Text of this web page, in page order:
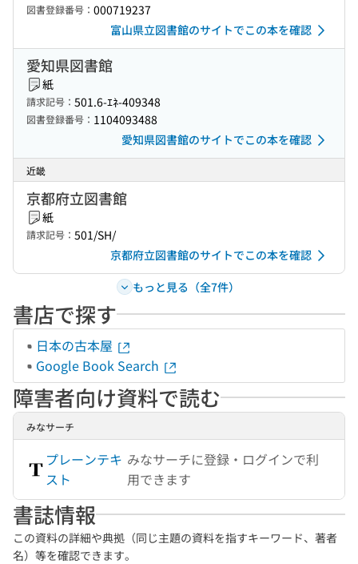
図書登録番号： 000719237
富山県立図書館のサイトでこの本を確認
愛知県図書館
紙
請求記号： 501.6-ｴﾈ-409348
図書登録番号： 1104093488
愛知県図書館のサイトでこの本を確認
近畿
京都府立図書館
紙
請求記号： 501/SH/
京都府立図書館のサイトでこの本を確認
もっと見る（全7件）
書店で探す
日本の古本屋
Google Book Search
障害者向け資料で読む
みなサーチ
プレーンテキ
スト
みなサーチに登録・ログインで利
用できます
書誌情報
この資料の詳細や典拠（同じ主題の資料を指すキーワード、著者
名）等を確認できます。